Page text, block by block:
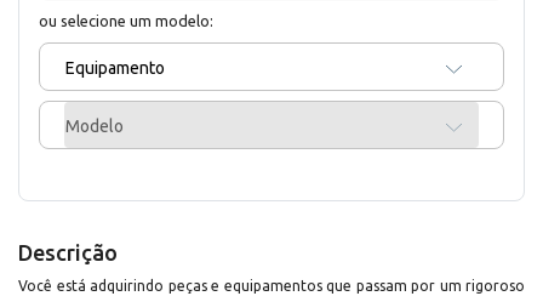
ou selecione um modelo:
Equipamento
Modelo
Descrição
Você está adquirindo peças e equipamentos que passam por um rigoroso